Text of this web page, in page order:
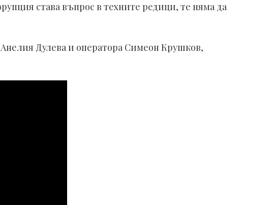
става въпрос в техните редици, те няма да
Дулева и оператора Симеон Крушков,